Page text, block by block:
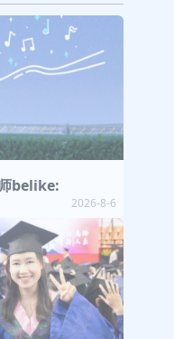
belike:
2026-8-6